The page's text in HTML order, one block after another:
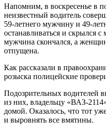
Напомним, в воскресенье в
неизвестный водитель
59-летнего мужчину и 49-
останавливаться и скрылся
мужчина скончался, а
отпущена.
Как рассказали в
розыска полицейские
Подозрительных водителей
из них, владельцу «ВАЗ-
домой. Оказалось, что тот
и выровнять все вмятины.